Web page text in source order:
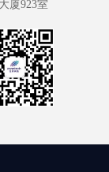
厦923室